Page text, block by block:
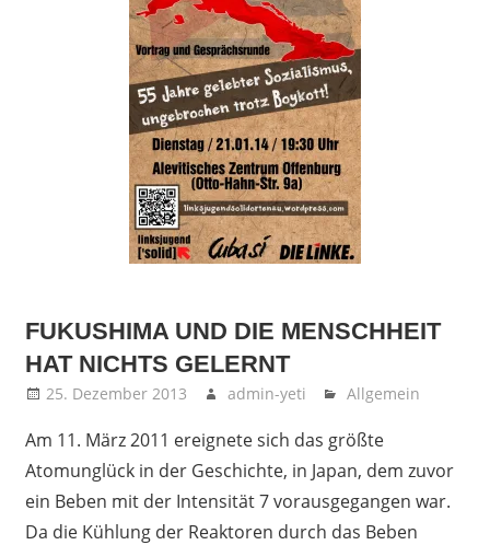
FUKUSHIMA UND DIE MENSCHHEIT
HAT NICHTS GELERNT
25. Dezember 2013 admin-yeti Allgemein
Am 11. März 2011 ereignete sich das größte
Atomunglück in der Geschichte, in Japan, dem zuvor
ein Beben mit der Intensität 7 vorausgegangen war.
Da die Kühlung der Reaktoren durch das Beben